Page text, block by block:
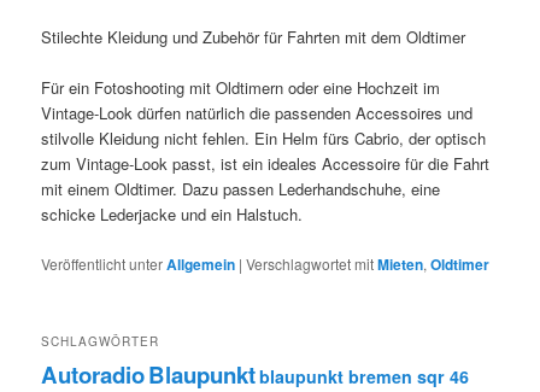
Stilechte Kleidung und Zubehör für Fahrten mit dem Oldtimer
Für ein Fotoshooting mit Oldtimern oder eine Hochzeit im
Vintage-Look dürfen natürlich die passenden Accessoires und
stilvolle Kleidung nicht fehlen. Ein Helm fürs Cabrio, der optisch
zum Vintage-Look passt, ist ein ideales Accessoire für die Fahrt
mit einem Oldtimer. Dazu passen Lederhandschuhe, eine
schicke Lederjacke und ein Halstuch.
Veröffentlicht unterAllgemein |Verschlagwortet mitMieten,Oldtimer
SCHLAGWÖRTER
AutoradioBlaupunktblaupunkt bremen sqr 46